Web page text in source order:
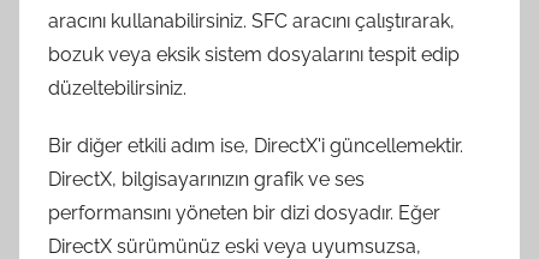
aracını kullanabilirsiniz. SFC aracını çalıştırarak,
bozuk veya eksik sistem dosyalarını tespit edip
düzeltebilirsiniz.
Bir diğer etkili adım ise, DirectX'i güncellemektir.
DirectX, bilgisayarınızın grafik ve ses
performansını yöneten bir dizi dosyadır. Eğer
DirectX sürümünüz eski veya uyumsuzsa,